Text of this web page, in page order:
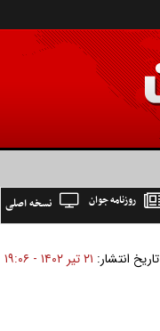
نسخه اصلی روزنامه جوان
تاریخ انتشار: ۲۱ تير ۱۴۰۲ - ۱۹:۰۶